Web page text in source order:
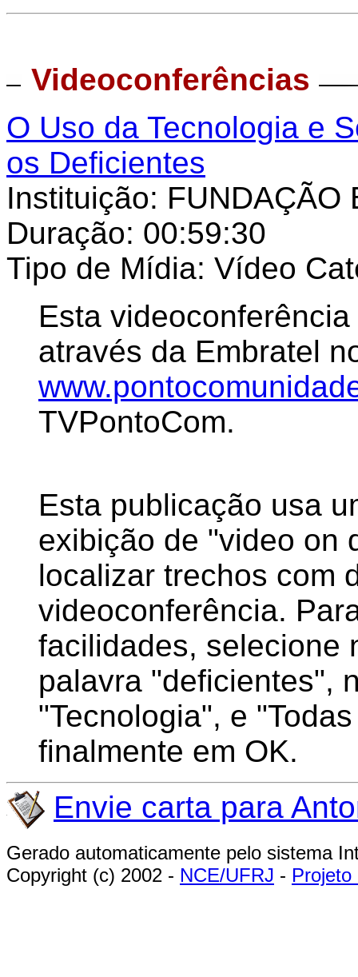
Videoconferências
O Uso da Tecnologia e
os Deficientes
Instituição: FUNDAÇÃO
Duração: 00:59:30
Tipo de Mídia: Vídeo
Esta
através da Embratel
TVPontoCom.
Esta publicação usa
exibição de "video on
localizar trechos com
videoconferência.
facilidades, selecione
palavra "deficientes",
"Tecnologia", e
finalmente em OK.
Envie carta para
Gerado automaticamente pelo sistema
Copyright (c) 2002 - NCE/UFRJ -